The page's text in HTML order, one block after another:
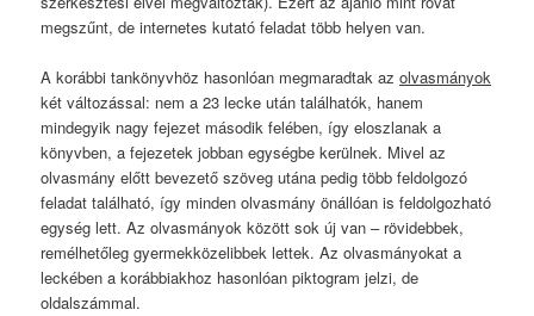
megszűnt, de internetes kutató feladat több helyen van.
A korábbi tankönyvhöz hasonlóan megmaradtak azolvasmányok
két változással: nem a 23 lecke után találhatók, hanem
mindegyik nagy fejezet második felében, így eloszlanak a
könyvben, a fejezetek jobban egységbe kerülnek. Mivel az
olvasmány előtt bevezető szöveg utána pedig több feldolgozó
feladat található, így minden olvasmány önállóan is feldolgozható
egység lett. Az olvasmányok között sok új van – rövidebbek,
remélhetőleg gyermekközelibbek lettek. Az olvasmányokat a
leckében a korábbiakhoz hasonlóan piktogram jelzi, de
oldalszámmal.